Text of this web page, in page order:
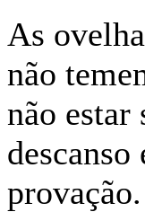
As
não
não estar